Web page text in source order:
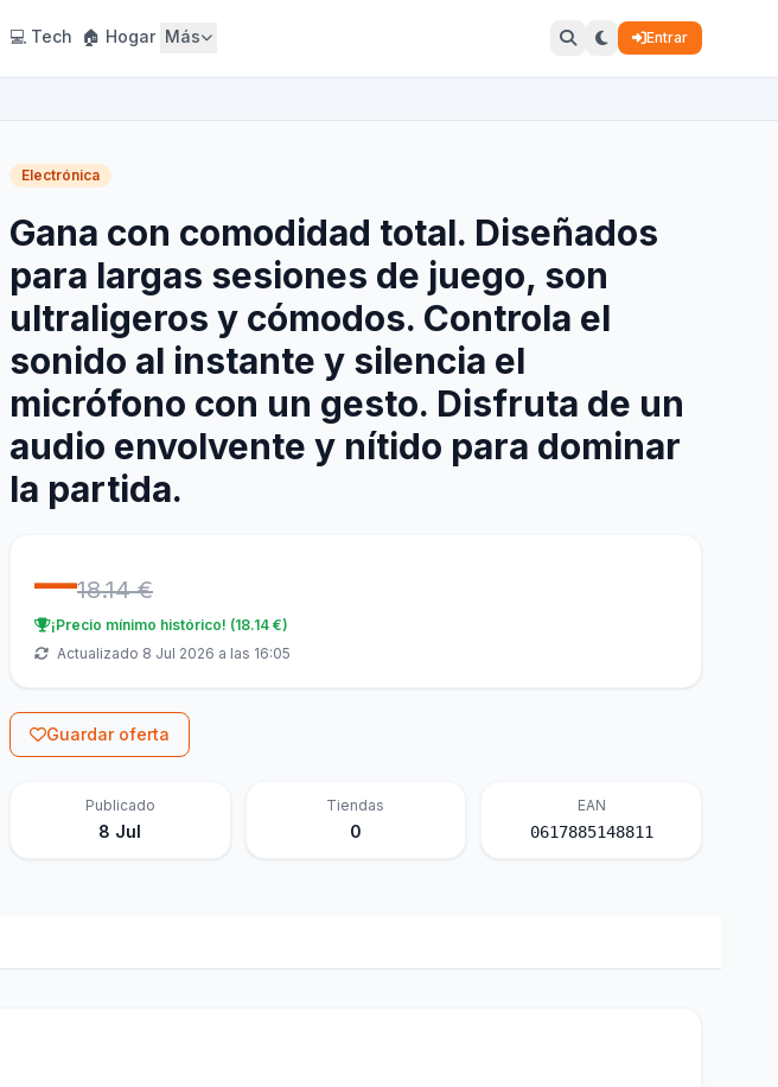
💻 Tech 🏠 Hogar Más Entrar
Electrónica
Gana con comodidad total. Diseñados
para largas sesiones de juego, son
ultraligeros y cómodos. Controla el
sonido al instante y silencia el
micrófono con un gesto. Disfruta de un
audio envolvente y nítido para dominar
la partida.
—18.14 €
¡Precio mínimo histórico! (18.14 €)
Actualizado 8 Jul 2026 a las 16:05
Guardar oferta
Publicado
8 Jul
Tiendas
0
EAN
0617885148811